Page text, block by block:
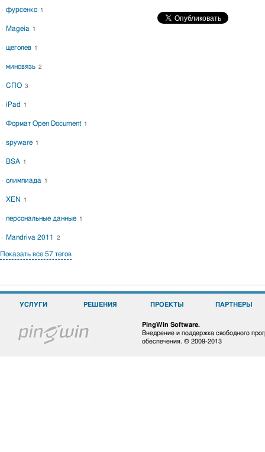
фурсенко 1
Mageia 1
щеголев 1
минсвязь 2
СПО 3
iPad 1
Формат Open Document 1
spyware 1
BSA 1
олимпиада 1
XEN 1
персональные данные 1
Mandriva 2011 2
Показать все 57 тегов
УСЛУГИ РЕШЕНИЯ ПРОЕКТЫ ПАРТНЕРЫ
PingWin Software.
Внедрение и поддержка свободного
обеспечения. © 2009-2013